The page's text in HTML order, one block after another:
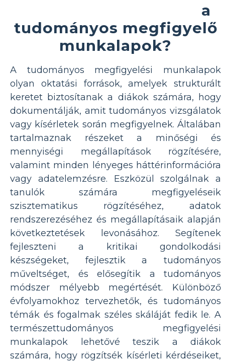
a
tudományos megfigyelő
munkalapok?
A tudományos megfigyelési munkalapok
olyan oktatási források, amelyek strukturált
keretet biztosítanak a diákok számára, hogy
dokumentálják, amit tudományos vizsgálatok
vagy kísérletek során megfigyelnek. Általában
tartalmaznak részeket a minőségi és
mennyiségi megállapítások rögzítésére,
valamint minden lényeges háttérinformációra
vagy adatelemzésre. Eszközül szolgálnak a
tanulók számára megfigyeléseik
szisztematikus rögzítéséhez, adatok
rendszerezéséhez és megállapításaik alapján
következtetések levonásához. Segítenek
fejleszteni a kritikai gondolkodási
készségeket, fejlesztik a tudományos
műveltséget, és elősegítik a tudományos
módszer mélyebb megértését. Különböző
évfolyamokhoz tervezhetők, és tudományos
témák és fogalmak széles skáláját fedik le. A
természettudományos megfigyelési
munkalapok lehetővé teszik a diákok
számára, hogy rögzítsék kísérleti kérdéseiket,